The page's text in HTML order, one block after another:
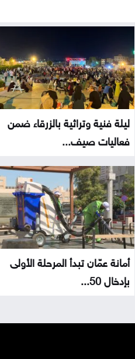
ليلة فنية وتراثية بالزرقاء ضمن
فعاليات صيف...
أمانة عمّان تبدأ المرحلة الأولى
بإدخال 50...